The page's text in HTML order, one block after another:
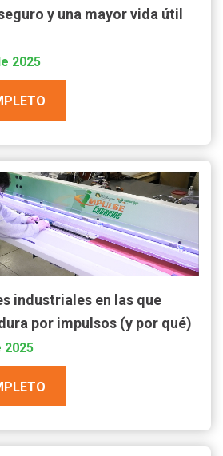
y una mayor vida útil
2025
industriales en las que
por impulsos (y por qué)
2025